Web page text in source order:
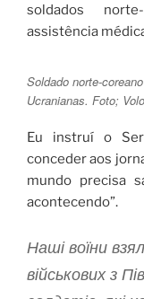
soldados
assistência
Soldado norte-
Ucranianas. Foto;
Eu instruí o
conceder aos
mundo precisa
acontecendo”.
Наші воїни
військових з